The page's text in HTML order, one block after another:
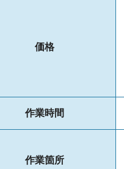
価格
作業時間
作業箇所